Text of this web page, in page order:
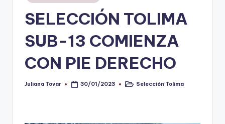
V
ti
en
SELECCIÓN TOLIMA
SUB-13 COMIENZA
CON PIE DERECHO
Publicado
Juliana Tovar 30/01/2023
Publicado
Selección Tolima